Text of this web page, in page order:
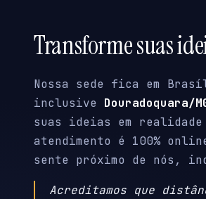
Transforme suas
Nossa sede fica em
inclusive Douradoquara/
suas ideias em
atendimento é 100%
sente próximo de nós,
Acreditamos que